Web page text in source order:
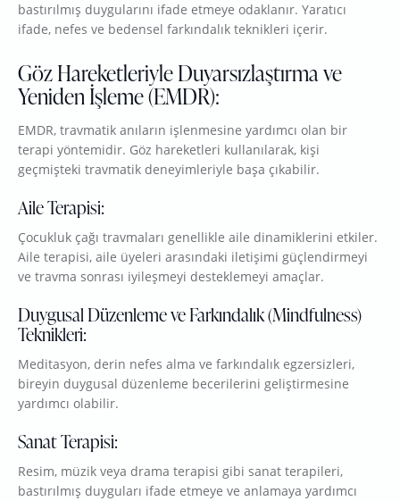
bastırılmış duygularını ifade etmeye odaklanır. Yaratıcı
ifade, nefes ve bedensel farkındalık teknikleri içerir.
Göz Hareketleriyle Duyarsızlaştırma ve
Yeniden İşleme (EMDR):
EMDR, travmatik anıların işlenmesine yardımcı olan bir
terapi yöntemidir. Göz hareketleri kullanılarak, kişi
geçmişteki travmatik deneyimleriyle başa çıkabilir.
Aile Terapisi:
Çocukluk çağı travmaları genellikle aile dinamiklerini etkiler.
Aile terapisi, aile üyeleri arasındaki iletişimi güçlendirmeyi
ve travma sonrası iyileşmeyi desteklemeyi amaçlar.
Duygusal Düzenleme ve Farkındalık (Mindfulness)
Teknikleri:
Meditasyon, derin nefes alma ve farkındalık egzersizleri,
bireyin duygusal düzenleme becerilerini geliştirmesine
yardımcı olabilir.
Sanat Terapisi:
Resim, müzik veya drama terapisi gibi sanat terapileri,
bastırılmış duyguları ifade etmeye ve anlamaya yardımcı